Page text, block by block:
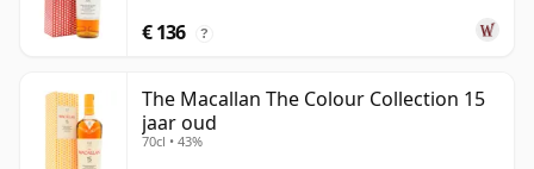
€ 136 ?
The Macallan The Colour Collection 15
jaar oud
70cl • 43%